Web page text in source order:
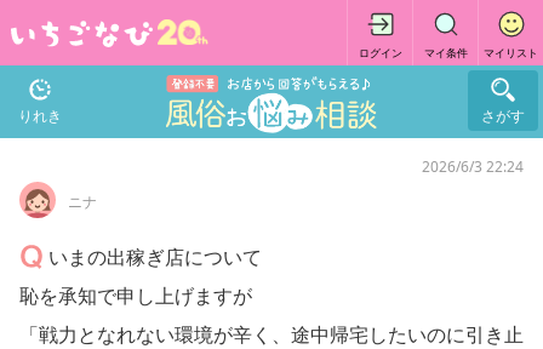
ログイン マイ条件 マイリスト
りれき さがす
ニナ
2026/6/3 22:24
いまの出稼ぎ店について
恥を承知で申し上げますが
「戦力となれない環境が辛く、途中帰宅したいのに引き止